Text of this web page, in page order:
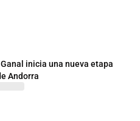
inicia una nueva etapa
Andorra